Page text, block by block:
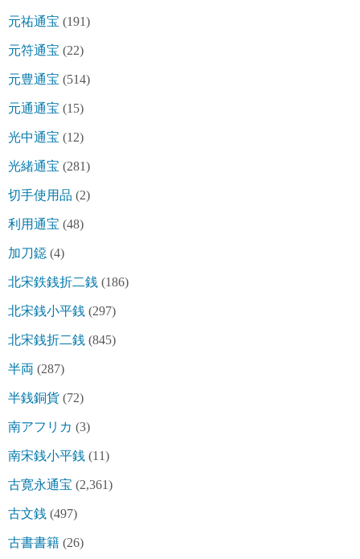
元祐通宝 (191)
元符通宝 (22)
元豊通宝 (514)
元通通宝 (15)
光中通宝 (12)
光緒通宝 (281)
切手使用品 (2)
利用通宝 (48)
加刀鐚 (4)
北宋鉄銭折二銭 (186)
北宋銭小平銭 (297)
北宋銭折二銭 (845)
半両 (287)
半銭銅貨 (72)
南アフリカ (3)
南宋銭小平銭 (11)
古寛永通宝 (2,361)
古文銭 (497)
古書書籍 (26)